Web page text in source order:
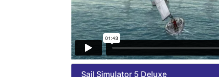
Sail Simulator 5 Deluxe